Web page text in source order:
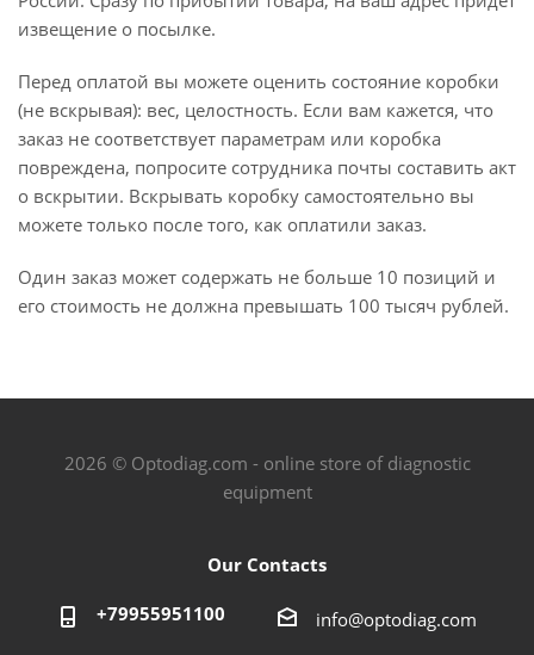
извещение о посылке.
Перед оплатой вы можете оценить состояние коробки
(не вскрывая): вес, целостность. Если вам кажется, что
заказ не соответствует параметрам или коробка
повреждена, попросите сотрудника почты составить акт
о вскрытии. Вскрывать коробку самостоятельно вы
можете только после того, как оплатили заказ.
Один заказ может содержать не больше 10 позиций и
его стоимость не должна превышать 100 тысяч рублей.
2026 © Optodiag.com - online store of diagnostic
equipment
Our Contacts
+79955951100 info@optodiag.com